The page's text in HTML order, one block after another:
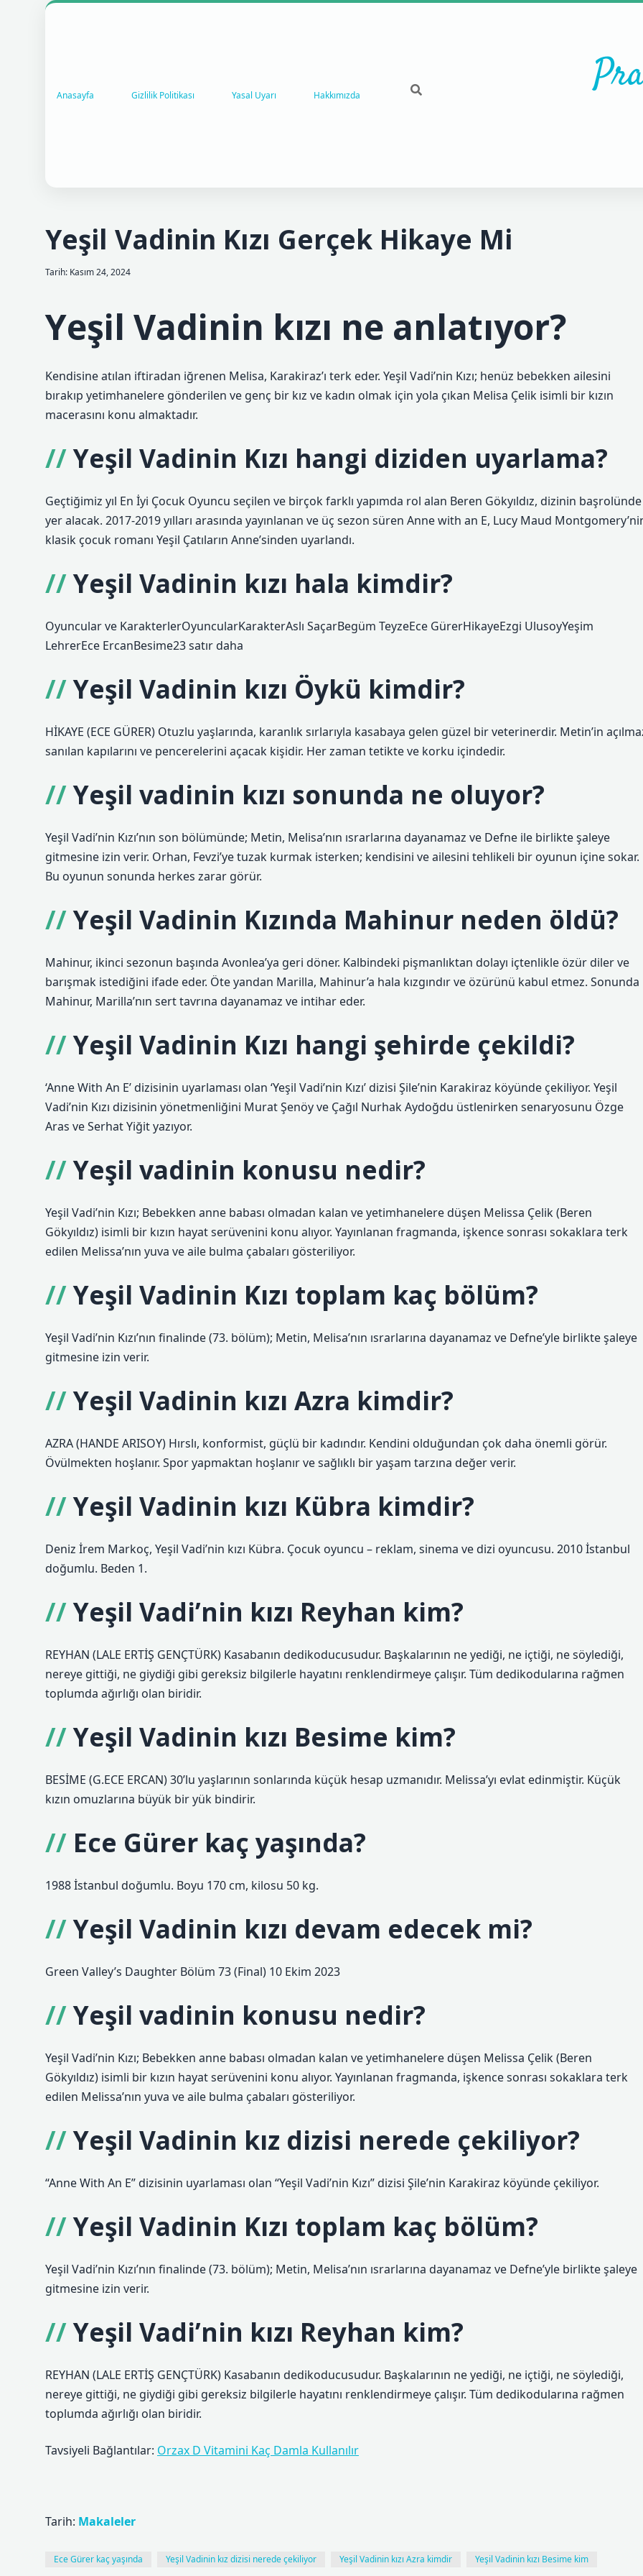
Anasayfa Gizlilik Politikası Yasal Uyarı Hakkımızda
Yeşil Vadinin Kızı Gerçek Hikaye Mi
Tarih: Kasım 24, 2024
Yeşil Vadinin kızı ne anlatıyor?
Kendisine atılan iftiradan iğrenen Melisa, Karakiraz’ı terk eder. Yeşil Vadi’nin Kızı; henüz bebekken ailesini
bırakıp yetimhanelere gönderilen ve genç bir kız ve kadın olmak için yola çıkan Melisa Çelik isimli bir kızın
macerasını konu almaktadır.
Yeşil Vadinin Kızı hangi diziden uyarlama?
Geçtiğimiz yıl En İyi Çocuk Oyuncu seçilen ve birçok farklı yapımda rol alan Beren Gökyıldız, dizinin başrolünde
yer alacak. 2017-2019 yılları arasında yayınlanan ve üç sezon süren Anne with an E, Lucy Maud
klasik çocuk romanı Yeşil Çatıların Anne’sinden uyarlandı.
Yeşil Vadinin kızı hala kimdir?
Oyuncular ve KarakterlerOyuncularKarakterAslı SaçarBegüm TeyzeEce GürerHikayeEzgi UlusoyYeşim
LehrerEce ErcanBesime23 satır daha
Yeşil Vadinin kızı Öykü kimdir?
HİKAYE (ECE GÜRER) Otuzlu yaşlarında, karanlık sırlarıyla kasabaya gelen güzel bir veterinerdir. Metin’in
sanılan kapılarını ve pencerelerini açacak kişidir. Her zaman tetikte ve korku içindedir.
Yeşil vadinin kızı sonunda ne oluyor?
Yeşil Vadi’nin Kızı’nın son bölümünde; Metin, Melisa’nın ısrarlarına dayanamaz ve Defne ile birlikte şaleye
gitmesine izin verir. Orhan, Fevzi’ye tuzak kurmak isterken; kendisini ve ailesini tehlikeli bir oyunun içine sokar.
Bu oyunun sonunda herkes zarar görür.
Yeşil Vadinin Kızında Mahinur neden öldü?
Mahinur, ikinci sezonun başında Avonlea’ya geri döner. Kalbindeki pişmanlıktan dolayı içtenlikle özür diler ve
barışmak istediğini ifade eder. Öte yandan Marilla, Mahinur’a hala kızgındır ve özürünü kabul etmez. Sonunda
Mahinur, Marilla’nın sert tavrına dayanamaz ve intihar eder.
Yeşil Vadinin Kızı hangi şehirde çekildi?
‘Anne With An E’ dizisinin uyarlaması olan ‘Yeşil Vadi’nin Kızı’ dizisi Şile’nin Karakiraz köyünde çekiliyor. Yeşil
Vadi’nin Kızı dizisinin yönetmenliğini Murat Şenöy ve Çağıl Nurhak Aydoğdu üstlenirken senaryosunu Özge
Aras ve Serhat Yiğit yazıyor.
Yeşil vadinin konusu nedir?
Yeşil Vadi’nin Kızı; Bebekken anne babası olmadan kalan ve yetimhanelere düşen Melissa Çelik (Beren
Gökyıldız) isimli bir kızın hayat serüvenini konu alıyor. Yayınlanan fragmanda, işkence sonrası sokaklara terk
edilen Melissa’nın yuva ve aile bulma çabaları gösteriliyor.
Yeşil Vadinin Kızı toplam kaç bölüm?
Yeşil Vadi’nin Kızı’nın finalinde (73. bölüm); Metin, Melisa’nın ısrarlarına dayanamaz ve Defne’yle birlikte şaleye
gitmesine izin verir.
Yeşil Vadinin kızı Azra kimdir?
AZRA (HANDE ARISOY) Hırslı, konformist, güçlü bir kadındır. Kendini olduğundan çok daha önemli görür.
Övülmekten hoşlanır. Spor yapmaktan hoşlanır ve sağlıklı bir yaşam tarzına değer verir.
Yeşil Vadinin kızı Kübra kimdir?
Deniz İrem Markoç, Yeşil Vadi’nin kızı Kübra. Çocuk oyuncu – reklam, sinema ve dizi oyuncusu. 2010 İstanbul
doğumlu. Beden 1.
Yeşil Vadi’nin kızı Reyhan kim?
REYHAN (LALE ERTİŞ GENÇTÜRK) Kasabanın dedikoducusudur. Başkalarının ne yediği, ne içtiği, ne söylediği,
nereye gittiği, ne giydiği gibi gereksiz bilgilerle hayatını renklendirmeye çalışır. Tüm dedikodularına rağmen
toplumda ağırlığı olan biridir.
Yeşil Vadinin kızı Besime kim?
BESİME (G.ECE ERCAN) 30’lu yaşlarının sonlarında küçük hesap uzmanıdır. Melissa’yı evlat edinmiştir. Küçük
kızın omuzlarına büyük bir yük bindirir.
Ece Gürer kaç yaşında?
1988 İstanbul doğumlu. Boyu 170 cm, kilosu 50 kg.
Yeşil Vadinin kızı devam edecek mi?
Green Valley’s Daughter Bölüm 73 (Final) 10 Ekim 2023
Yeşil vadinin konusu nedir?
Yeşil Vadi’nin Kızı; Bebekken anne babası olmadan kalan ve yetimhanelere düşen Melissa Çelik (Beren
Gökyıldız) isimli bir kızın hayat serüvenini konu alıyor. Yayınlanan fragmanda, işkence sonrası sokaklara terk
edilen Melissa’nın yuva ve aile bulma çabaları gösteriliyor.
Yeşil Vadinin kız dizisi nerede çekiliyor?
“Anne With An E” dizisinin uyarlaması olan “Yeşil Vadi’nin Kızı” dizisi Şile’nin Karakiraz köyünde çekiliyor.
Yeşil Vadinin Kızı toplam kaç bölüm?
Yeşil Vadi’nin Kızı’nın finalinde (73. bölüm); Metin, Melisa’nın ısrarlarına dayanamaz ve Defne’yle birlikte şaleye
gitmesine izin verir.
Yeşil Vadi’nin kızı Reyhan kim?
REYHAN (LALE ERTİŞ GENÇTÜRK) Kasabanın dedikoducusudur. Başkalarının ne yediği, ne içtiği, ne söylediği,
nereye gittiği, ne giydiği gibi gereksiz bilgilerle hayatını renklendirmeye çalışır. Tüm dedikodularına rağmen
toplumda ağırlığı olan biridir.
Tavsiyeli Bağlantılar: Orzax D Vitamini Kaç Damla Kullanılır
Tarih: Makaleler
Ece Gürer kaç yaşında Yeşil Vadinin kız dizisi nerede çekiliyor Yeşil Vadinin kızı Azra kimdir Yeşil Vadinin kızı Besime kim